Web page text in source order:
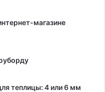
магазине
теплицы: 4 или 6 мм